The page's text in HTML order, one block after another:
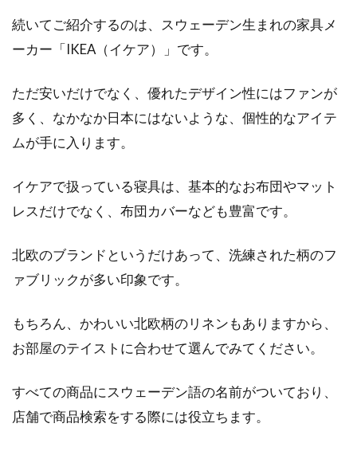
大人気のマカロン型ベッド！愛猫が
飼い主にとって、ペット用品を選ぶことも楽し
トと修理方法が知りたい！
は、高額になりがちなイメージですよね。しか
ベッドの親子4人用ってある？ベッ
続いてご紹介するのは、スウェーデン生まれの家具メ
ーカー「IKEA（イケア）」です。
ただ安いだけでなく、優れたデザイン性にはファンが
多く、なかなか日本にはないような、個性的なアイテ
ムが手に入ります。
イケアで扱っている寝具は、基本的なお布団やマット
レスだけでなく、布団カバーなども豊富です。
北欧のブランドというだけあって、洗練された柄のフ
ァブリックが多い印象です。
もちろん、かわいい北欧柄のリネンもありますから、
お部屋のテイストに合わせて選んでみてください。
すべての商品にスウェーデン語の名前がついており、
店舗で商品検索をする際には役立ちます。